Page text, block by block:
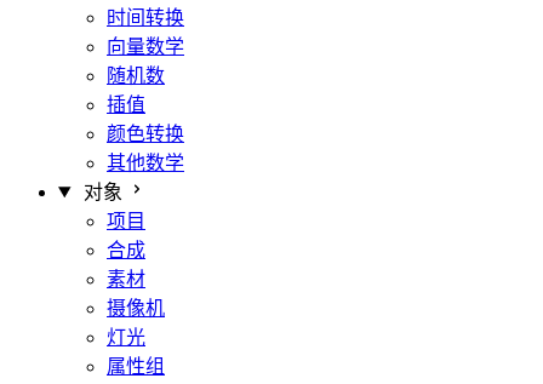
时间转换
向量数学
随机数
插值
颜色转换
其他数学
对象
项目
合成
素材
摄像机
灯光
属性组